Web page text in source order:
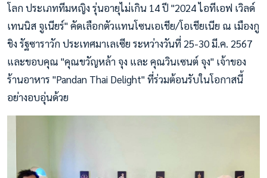
โลก ประเภททีมหญิง รุ่นอายุไม่เกิน 14 ปี "2024 ไอทีเอฟ เวิลด์
เทนนิส จูเนียร์" คัดเลือกตัวแทนโซนเอเชีย/โอเชียเนีย ณ เมืองกู
ชิง รัฐซาราวัก ประเทศมาเลเซีย ระหว่างวันที่ 25-30 มี.ค. 2567
และขอบคุณ "คุณขวัญหล้า จุง และ คุณวินเซนต์ จุง" เจ้าของ
ร้านอาหาร "Pandan Thai Delight" ที่ร่วมต้อนรับในโอกาสนี้
อย่างอบอุ่นด้วย